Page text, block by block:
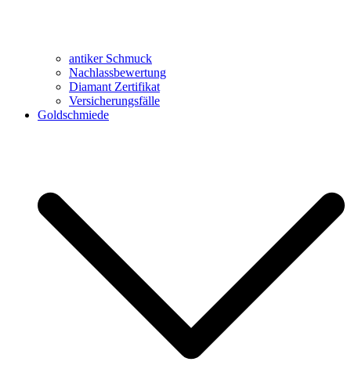
antiker Schmuck
Nachlassbewertung
Diamant Zertifikat
Versicherungsfälle
Goldschmiede